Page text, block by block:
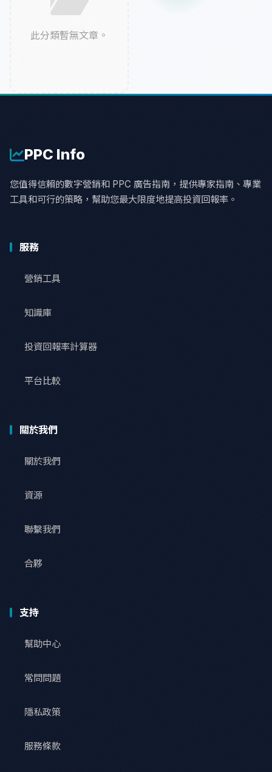
此分類暫無文章。
PPC Info
您值得信賴的數字營銷和 PPC 廣告指南，提供專家指南、專業
工具和可行的策略，幫助您最大限度地提高投資回報率。
服務
營銷工具
知識庫
投資回報率計算器
平台比較
關於我們
關於我們
資源
聯繫我們
合夥
支持
幫助中心
常問問題
隱私政策
服務條款